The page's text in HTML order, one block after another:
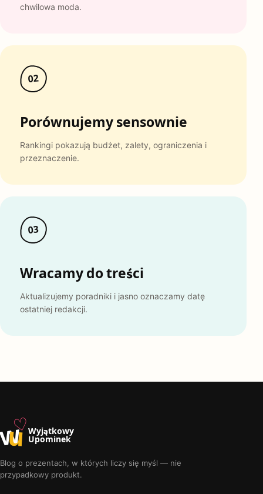
chwilowa moda.
02
Porównujemy sensownie
Rankingi pokazują budżet, zalety, ograniczenia i
przeznaczenie.
03
Wracamy do treści
Aktualizujemy poradniki i jasno oznaczamy datę
ostatniej redakcji.
u♡Wyjątkowy
Upominek
Blog o prezentach, w których liczy się myśl — nie
przypadkowy produkt.